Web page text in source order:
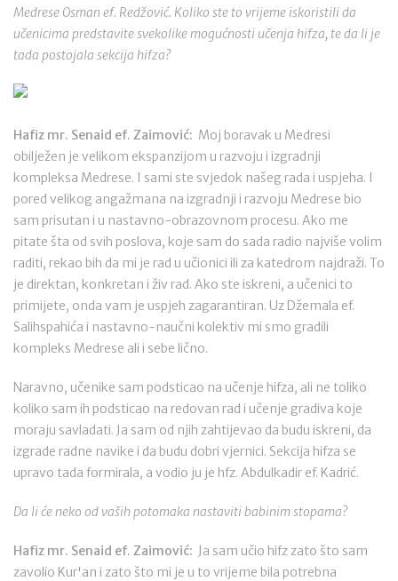
Medrese Osman ef. Redžović. Koliko ste to vrijeme iskoristili da
učenicima predstavite svekolike mogućnosti učenja hifza, te da li je
tada postojala sekcija hifza?
Hafiz mr. Senaid ef. Zaimović: Moj boravak u Medresi
obilježen je velikom ekspanzijom u razvoju i izgradnji
kompleksa Medrese. I sami ste svjedok našeg rada i uspjeha. I
pored velikog angažmana na izgradnji i razvoju Medrese bio
sam prisutan i u nastavno-obrazovnom procesu. Ako me
pitate šta od svih poslova, koje sam do sada radio najviše volim
raditi, rekao bih da mi je rad u učionici ili za katedrom najdraži. To
je direktan, konkretan i živ rad. Ako ste iskreni, a učenici to
primijete, onda vam je uspjeh zagarantiran. Uz Džemala ef.
Salihspahića i nastavno-naučni kolektiv mi smo gradili
kompleks Medrese ali i sebe lično.
Naravno, učenike sam podsticao na učenje hifza, ali ne toliko
koliko sam ih podsticao na redovan rad i učenje gradiva koje
moraju savladati. Ja sam od njih zahtijevao da budu iskreni, da
izgrade radne navike i da budu dobri vjernici. Sekcija hifza se
upravo tada formirala, a vodio ju je hfz. Abdulkadir ef. Kadrić.
Da li će neko od vaših potomaka nastaviti babinim stopama?
Hafiz mr. Senaid ef. Zaimović: Ja sam učio hifz zato što sam
zavolio Kur'an i zato što mi je u to vrijeme bila potrebna